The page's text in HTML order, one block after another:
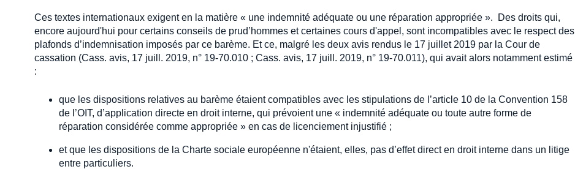
Ces textes internationaux exigent en la matière « une indemnité adéquate ou une réparation appropriée ». Des droits qui,
encore aujourd'hui pour certains conseils de prud’hommes et certaines cours d'appel, sont incompatibles avec le respect des
plafonds d’indemnisation imposés par ce barème. Et ce, malgré les deux avis rendus le 17 juillet 2019 par la Cour de
cassation (Cass. avis, 17 juill. 2019, n° 19-70.010 ; Cass. avis, 17 juill. 2019, n° 19-70.011), qui avait alors notamment estimé
:
que les dispositions relatives au barème étaient compatibles avec les stipulations de l’article 10 de la Convention 158
de l’OIT, d’application directe en droit interne, qui prévoient une « indemnité adéquate ou toute autre forme de
réparation considérée comme appropriée » en cas de licenciement injustifié ;
et que les dispositions de la Charte sociale européenne n'étaient, elles, pas d’effet direct en droit interne dans un litige
entre particuliers.